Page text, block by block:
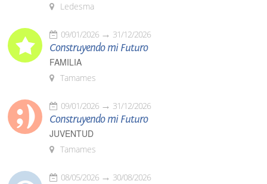
Ledesma
09/01/2026 31/12/2026
Construyendo mi Futuro
FAMILIA
Tamames
09/01/2026 31/12/2026
Construyendo mi Futuro
JUVENTUD
Tamames
08/05/2026 30/08/2026